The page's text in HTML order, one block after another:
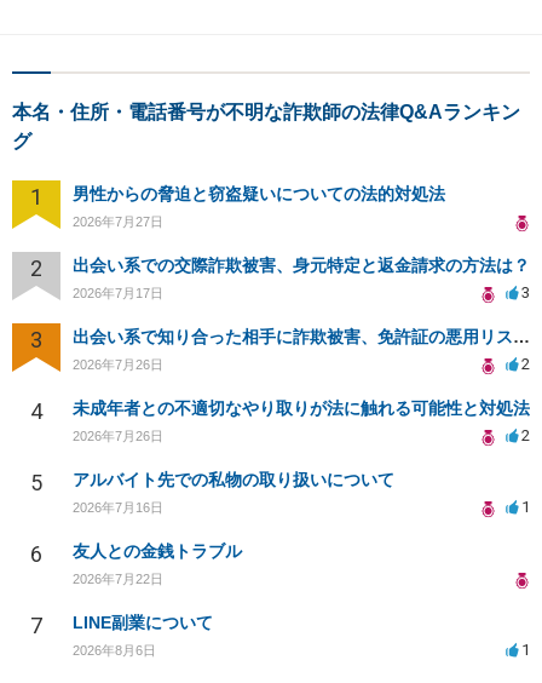
本名・住所・電話番号が不明な詐欺師の法律Q&Aランキン
グ
1 男性からの脅迫と窃盗疑いについての法的対処法
2026年7月27日
2 出会い系での交際詐欺被害、身元特定と返金請求の方法は？
2026年7月17日 3
3 出会い系で知り合った相手に詐欺被害、免許証の悪用リスクと対策。
2026年7月26日 2
4 未成年者との不適切なやり取りが法に触れる可能性と対処法
2026年7月26日 2
5 アルバイト先での私物の取り扱いについて
2026年7月16日 1
6 友人との金銭トラブル
2026年7月22日
7 LINE副業について
2026年8月6日 1